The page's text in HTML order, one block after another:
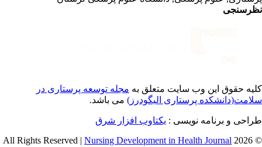
حقوق این وب سایت متعلق بهمجله توسعه پرستاری در
پرستاری الیگودرز) می باشد.
و برنامه نویسی : یکتاوب افزار شرق
©
Nursing Development in Health Journal